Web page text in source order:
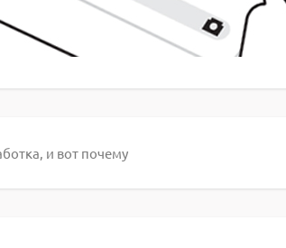
и вот почему